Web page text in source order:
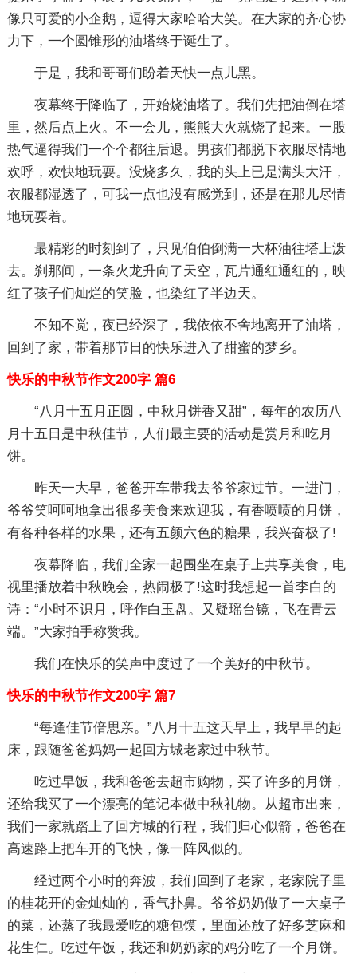
像只可爱的小企鹅，逗得大家哈哈大笑。在大家的齐心协
力下，一个圆锥形的油塔终于诞生了。
于是，我和哥哥们盼着天快一点儿黑。
夜幕终于降临了，开始烧油塔了。我们先把油倒在塔
里，然后点上火。不一会儿，熊熊大火就烧了起来。一股
热气逼得我们一个个都往后退。男孩们都脱下衣服尽情地
欢呼，欢快地玩耍。没烧多久，我的头上已是满头大汗，
衣服都湿透了，可我一点也没有感觉到，还是在那儿尽情
地玩耍着。
最精彩的时刻到了，只见伯伯倒满一大杯油往塔上泼
去。刹那间，一条火龙升向了天空，瓦片通红通红的，映
红了孩子们灿烂的笑脸，也染红了半边天。
不知不觉，夜已经深了，我依依不舍地离开了油塔，
回到了家，带着那节日的快乐进入了甜蜜的梦乡。
快乐的中秋节作文200字 篇6
“八月十五月正圆，中秋月饼香又甜”，每年的农历八
月十五日是中秋佳节，人们最主要的活动是赏月和吃月
饼。
昨天一大早，爸爸开车带我去爷爷家过节。一进门，
爷爷笑呵呵地拿出很多美食来欢迎我，有香喷喷的月饼，
有各种各样的水果，还有五颜六色的糖果，我兴奋极了!
夜幕降临，我们全家一起围坐在桌子上共享美食，电
视里播放着中秋晚会，热闹极了!这时我想起一首李白的
诗：“小时不识月，呼作白玉盘。又疑瑶台镜，飞在青云
端。”大家拍手称赞我。
我们在快乐的笑声中度过了一个美好的中秋节。
快乐的中秋节作文200字 篇7
“每逢佳节倍思亲。”八月十五这天早上，我早早的起
床，跟随爸爸妈妈一起回方城老家过中秋节。
吃过早饭，我和爸爸去超市购物，买了许多的月饼，
还给我买了一个漂亮的笔记本做中秋礼物。从超市出来，
我们一家就踏上了回方城的行程，我们归心似箭，爸爸在
高速路上把车开的飞快，像一阵风似的。
经过两个小时的奔波，我们回到了老家，老家院子里
的桂花开的金灿灿的，香气扑鼻。爷爷奶奶做了一大桌子
的菜，还蒸了我最爱吃的糖包馍，里面还放了好多芝麻和
花生仁。吃过午饭，我还和奶奶家的鸡分吃了一个月饼。